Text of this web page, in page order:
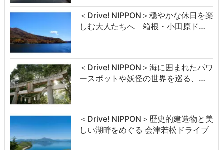
＜Drive! NIPPON＞穏やかな休日を楽
しむ大人たちへ 箱根・小田原ド…
＜Drive! NIPPON＞海に囲まれたパワ
ースポットや妖怪の世界を巡る、…
＜Drive! NIPPON＞歴史的建造物と美
しい湖畔をめぐる 会津若松ドライブ